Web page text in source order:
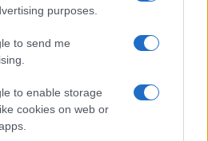
purposes.
to send me
to enable storage
cookies on web or
Officer del
Stato Italiane, a
digitale ha